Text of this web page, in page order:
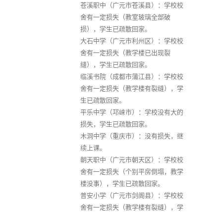
苍溪职中（广元市苍溪县）：学校校
舍有一定损失（教室玻璃全部破
损），学生已疏散回家。
大石中学（广元市利州区）：学校校
舍有一定损失（教学楼已出现裂
缝），学生已疏散回家。
临溪书院（成都市蒲江县）：学校校
舍有一定损失（教学楼有裂缝），学
生已疏散回家。
平乐中学（邛崃市）：学校没有大的
损失，学生已疏散回家。
木洞中学（重庆市）：没有损失，继
续上课。
朝天职中（广元市朝天区）：学校校
舍有一定损失（个别平房倒塌，教学
楼没事），学生已疏散回家。
普安小学（广元市剑阁县）：学校校
舍有一定损失（教学楼有裂缝），学